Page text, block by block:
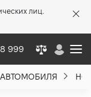
лиц.
999